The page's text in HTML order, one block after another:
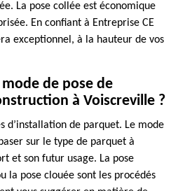
La pose collée est économique
En confiant à Entreprise CE
exceptionnel, à la hauteur de vos
de pose de
à Voiscreville ?
d’installation de parquet. Le mode
sur le type de parquet à
et son futur usage. La pose
la pose clouée sont les procédés